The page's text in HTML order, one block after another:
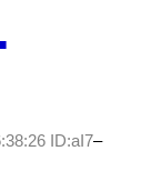
ID:aI7–